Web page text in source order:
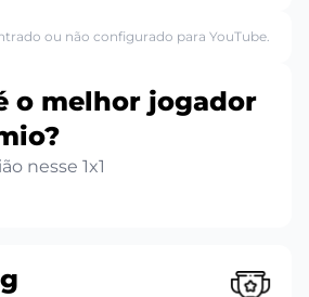
ou não configurado para YouTube.
o melhor jogador
nesse 1x1